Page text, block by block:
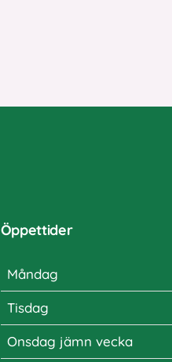
Öppettider
Måndag
Tisdag
Onsdag jämn vecka